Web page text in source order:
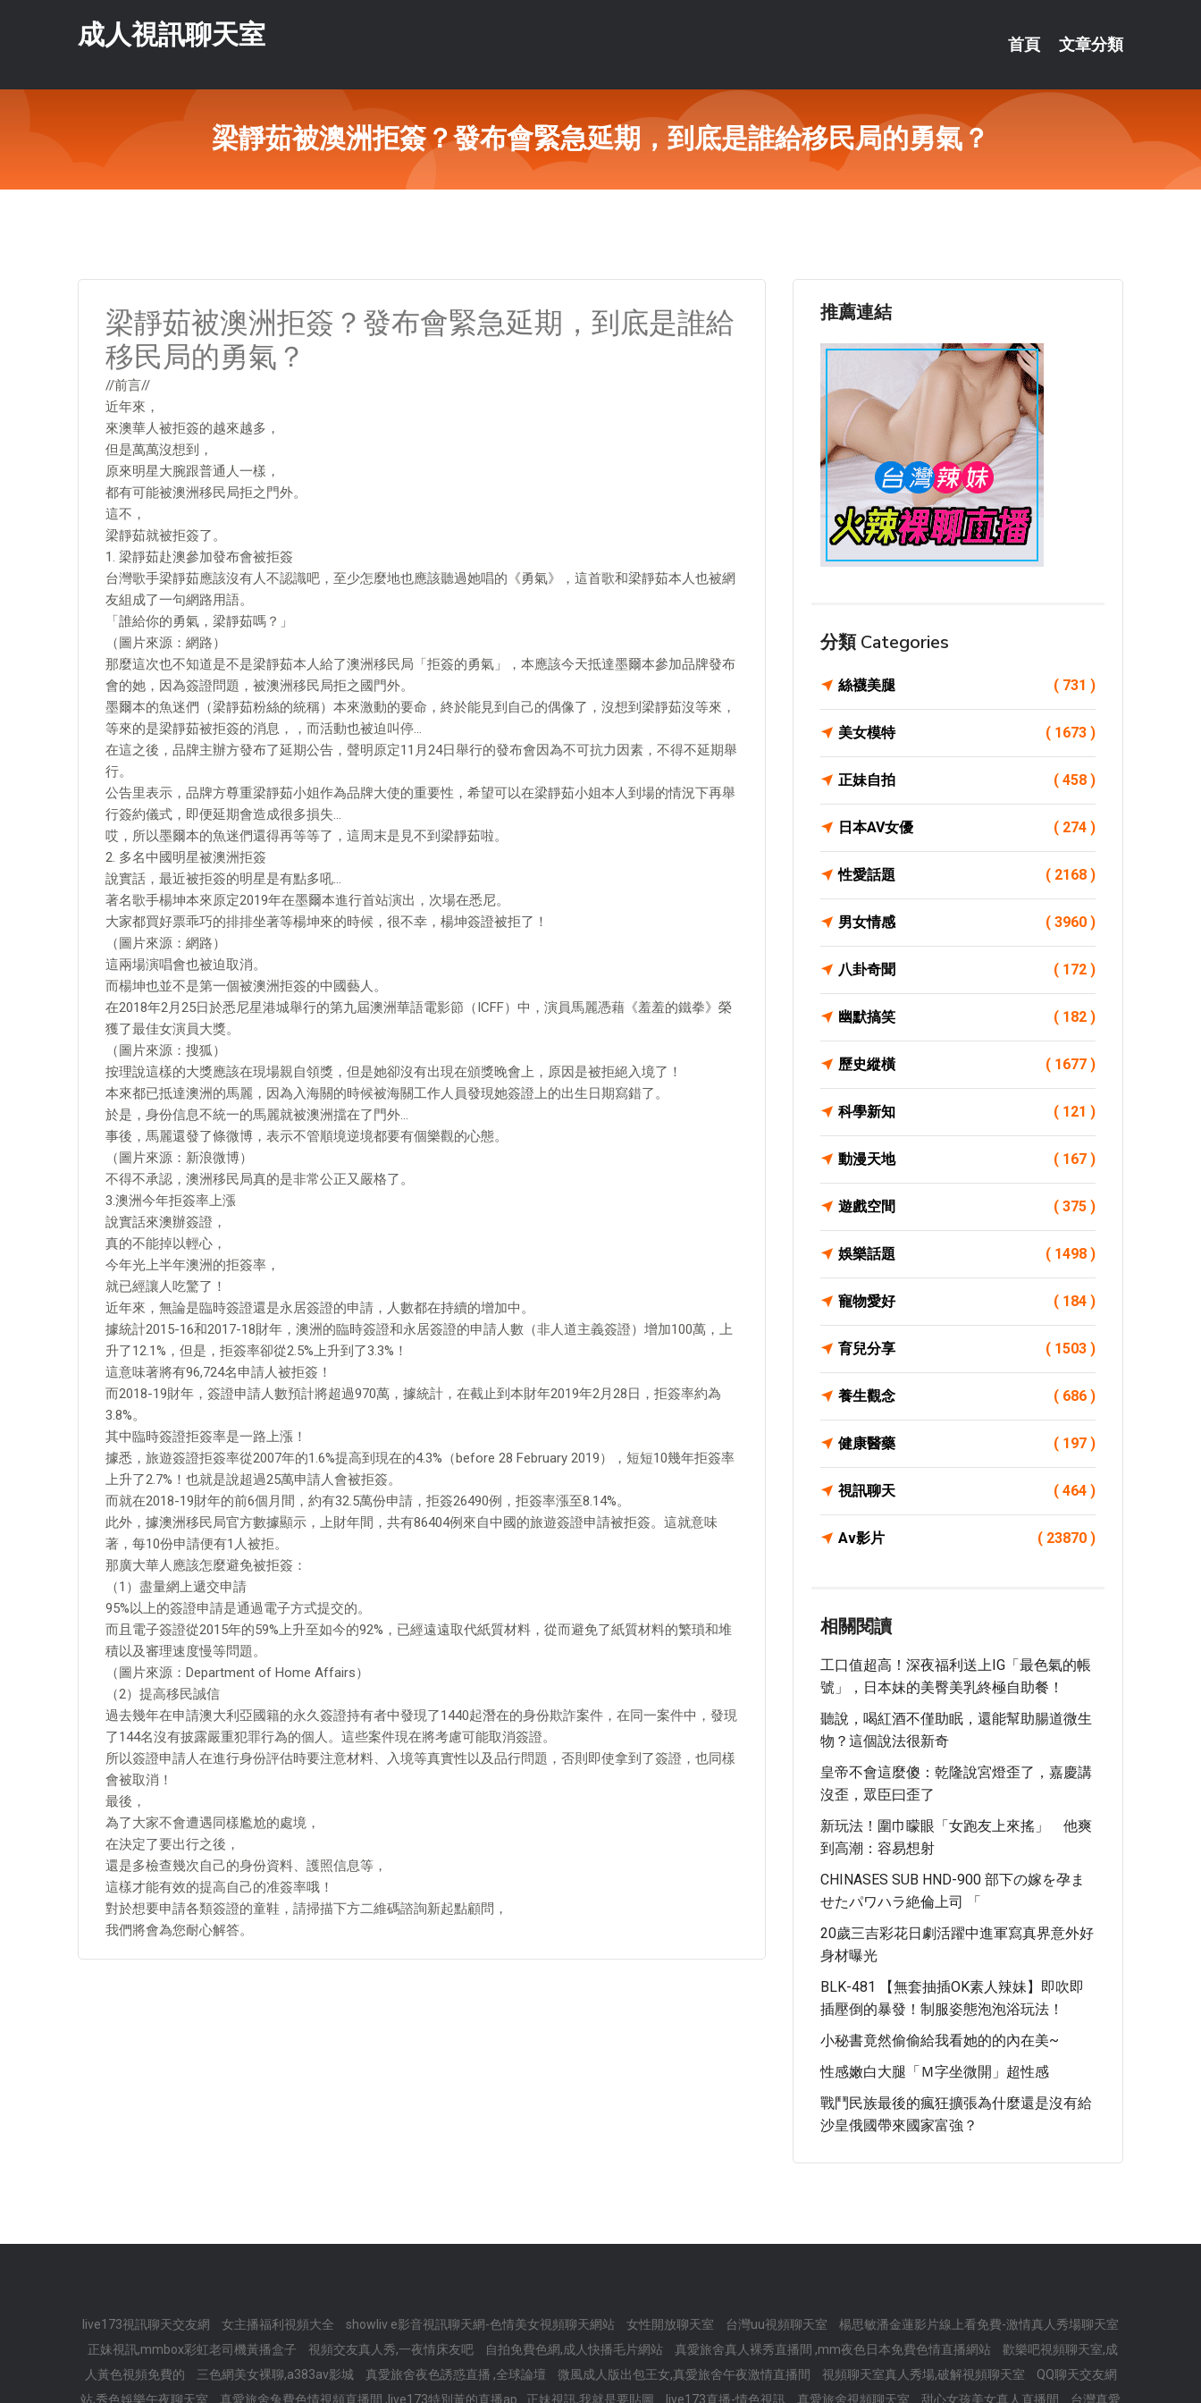
成人視訊聊天室 首頁 文章分類
梁靜茹被澳洲拒簽？發布會緊急延期，到底是誰給移民局的勇氣？
梁靜茹被澳洲拒簽？發布會緊急延期，到底是誰給
移民局的勇氣？
//前言//
近年來，
來澳華人被拒簽的越來越多，
但是萬萬沒想到，
原來明星大腕跟普通人一樣，
都有可能被澳洲移民局拒之門外。
這不，
梁靜茹就被拒簽了。
1. 梁靜茹赴澳參加發布會被拒簽
台灣歌手梁靜茹應該沒有人不認識吧，至少怎麼地也應該聽過她唱的《勇氣》，這首歌和梁靜茹本人也被網
友組成了一句網路用語。
「誰給你的勇氣，梁靜茹嗎？」
（圖片來源：網路）
那麼這次也不知道是不是梁靜茹本人給了澳洲移民局「拒簽的勇氣」，本應該今天抵達墨爾本參加品牌發布
會的她，因為簽證問題，被澳洲移民局拒之國門外。
墨爾本的魚迷們（梁靜茹粉絲的統稱）本來激動的要命，終於能見到自己的偶像了，沒想到梁靜茹沒等來，
等來的是梁靜茹被拒簽的消息，，而活動也被迫叫停…
在這之後，品牌主辦方發布了延期公告，聲明原定11月24日舉行的發布會因為不可抗力因素，不得不延期舉
行。
公告里表示，品牌方尊重梁靜茹小姐作為品牌大使的重要性，希望可以在梁靜茹小姐本人到場的情況下再舉
行簽約儀式，即便延期會造成很多損失…
哎，所以墨爾本的魚迷們還得再等等了，這周末是見不到梁靜茹啦。
2. 多名中國明星被澳洲拒簽
說實話，最近被拒簽的明星是有點多吼…
著名歌手楊坤本來原定2019年在墨爾本進行首站演出，次場在悉尼。
大家都買好票乖巧的排排坐著等楊坤來的時候，很不幸，楊坤簽證被拒了！
（圖片來源：網路）
這兩場演唱會也被迫取消。
而楊坤也並不是第一個被澳洲拒簽的中國藝人。
在2018年2月25日於悉尼星港城舉行的第九屆澳洲華語電影節（ICFF）中，演員馬麗憑藉《羞羞的鐵拳》榮
獲了最佳女演員大獎。
（圖片來源：搜狐）
按理說這樣的大獎應該在現場親自領獎，但是她卻沒有出現在頒獎晚會上，原因是被拒絕入境了！
本來都已抵達澳洲的馬麗，因為入海關的時候被海關工作人員發現她簽證上的出生日期寫錯了。
於是，身份信息不統一的馬麗就被澳洲擋在了門外…
事後，馬麗還發了條微博，表示不管順境逆境都要有個樂觀的心態。
（圖片來源：新浪微博）
不得不承認，澳洲移民局真的是非常公正又嚴格了。
3.澳洲今年拒簽率上漲
說實話來澳辦簽證，
真的不能掉以輕心，
今年光上半年澳洲的拒簽率，
就已經讓人吃驚了！
近年來，無論是臨時簽證還是永居簽證的申請，人數都在持續的增加中。
據統計2015-16和2017-18財年，澳洲的臨時簽證和永居簽證的申請人數（非人道主義簽證）增加100萬，上
升了12.1%，但是，拒簽率卻從2.5%上升到了3.3%！
這意味著將有96,724名申請人被拒簽！
而2018-19財年，簽證申請人數預計將超過970萬，據統計，在截止到本財年2019年2月28日，拒簽率約為
3.8%。
其中臨時簽證拒簽率是一路上漲！
據悉，旅遊簽證拒簽率從2007年的1.6%提高到現在的4.3%（before 28 February 2019），短短10幾年拒簽率
上升了2.7%！也就是說超過25萬申請人會被拒簽。
而就在2018-19財年的前6個月間，約有32.5萬份申請，拒簽26490例，拒簽率漲至8.14%。
此外，據澳洲移民局官方數據顯示，上財年間，共有86404例來自中國的旅遊簽證申請被拒簽。這就意味
著，每10份申請便有1人被拒。
那廣大華人應該怎麼避免被拒簽：
（1）盡量網上遞交申請
95%以上的簽證申請是通過電子方式提交的。
而且電子簽證從2015年的59%上升至如今的92%，已經遠遠取代紙質材料，從而避免了紙質材料的繁瑣和堆
積以及審理速度慢等問題。
（圖片來源：Department of Home Affairs）
（2）提高移民誠信
過去幾年在申請澳大利亞國籍的永久簽證持有者中發現了1440起潛在的身份欺詐案件，在同一案件中，發現
了144名沒有披露嚴重犯罪行為的個人。這些案件現在將考慮可能取消簽證。
所以簽證申請人在進行身份評估時要注意材料、入境等真實性以及品行問題，否則即使拿到了簽證，也同樣
會被取消！
最後，
為了大家不會遭遇同樣尷尬的處境，
在決定了要出行之後，
還是多檢查幾次自己的身份資料、護照信息等，
這樣才能有效的提高自己的准簽率哦！
對於想要申請各類簽證的童鞋，請掃描下方二維碼諮詢新起點顧問，
我們將會為您耐心解答。
推薦連結
分類 Categories
絲襪美腿 ( 731 )
美女模特 ( 1673 )
正妹自拍 ( 458 )
日本AV女優 ( 274 )
性愛話題 ( 2168 )
男女情感 ( 3960 )
八卦奇聞 ( 172 )
幽默搞笑 ( 182 )
歷史縱橫 ( 1677 )
科學新知 ( 121 )
動漫天地 ( 167 )
遊戲空間 ( 375 )
娛樂話題 ( 1498 )
寵物愛好 ( 184 )
育兒分享 ( 1503 )
養生觀念 ( 686 )
健康醫藥 ( 197 )
視訊聊天 ( 464 )
Av影片 ( 23870 )
相關閱讀
工口值超高！深夜福利送上IG「最色氣的帳
號」，日本妹的美臀美乳終極自助餐！
聽說，喝紅酒不僅助眠，還能幫助腸道微生
物？這個說法很新奇
皇帝不會這麼傻：乾隆說宮燈歪了，嘉慶講
沒歪，眾臣曰歪了
新玩法！圍巾矇眼「女跑友上來搖」 他爽
到高潮：容易想射
CHINASES SUB HND-900 部下の嫁を孕ま
せたパワハラ絶倫上司 「
20歲三吉彩花日劇活躍中進軍寫真界意外好
身材曝光
BLK-481 【無套抽插OK素人辣妹】即吹即
插壓倒的暴發！制服姿態泡泡浴玩法！
小秘書竟然偷偷給我看她的的內在美~
性感嫩白大腿「Ｍ字坐微開」超性感
戰鬥民族最後的瘋狂擴張為什麼還是沒有給
沙皇俄國帶來國家富強？
live173視訊聊天交友網 女主播福利視頻大全 showliv e影音視訊聊天網-色情美女視頻聊天網站 女性開放聊天室 台灣uu視頻聊天室
楊思敏潘金蓮影片線上看免費-激情真人秀場聊天室
正妹視訊,mmbox彩虹老司機黃播盒子
視頻交友真人秀,一夜情床友吧 自拍免費色網,成人快播毛片網站 真愛旅舍真人裸秀直播間 ,mm夜色日本免費色情直播網站
歡樂吧視頻聊天室,成
人黃色視頻免費的
三色網美女裸聊,a383av影城 真愛旅舍夜色誘惑直播 ,全球論壇 微風成人版出包王女,真愛旅舍午夜激情直播間 視頻聊天室真人秀場,破解視頻聊天室
QQ聊天交友網
站,秀色娛樂午夜聊天室
真愛旅舍兔費色情視頻直播間 ,live173特別黃的直播ap 正妹視訊,我就是要貼圖 live173直播-情色視訊 真愛旅舍視頻聊天室 甜心女孩美女真人直播間 台灣真愛